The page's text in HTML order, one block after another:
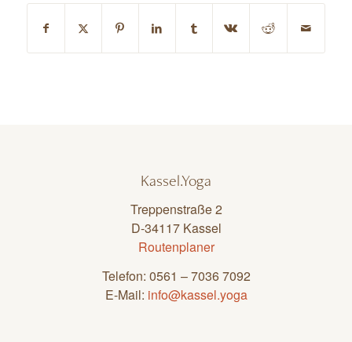
Kassel.Yoga
Treppenstraße 2
D-34117 Kassel
Routenplaner
Telefon: 0561 – 7036 7092
E-Mail: info@kassel.yoga